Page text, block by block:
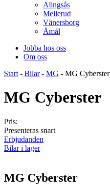
Alingsås
Mellerud
Vänersborg
Åmål
Jobba hos oss
Om oss
Start - Bilar- MG - MG Cyberster
MG Cyberster
Pris:
Presenteras snart
Erbjudanden
Bilar i lager
MG Cyberster